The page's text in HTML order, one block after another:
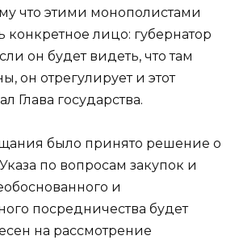
что этими монополистами
конкретное лицо: губернатор
он будет видеть, что там
он отрегулирует и этот
Глава государства.
было принято решение о
по вопросам закупок и
и
посредничества будет
на рассмотрение